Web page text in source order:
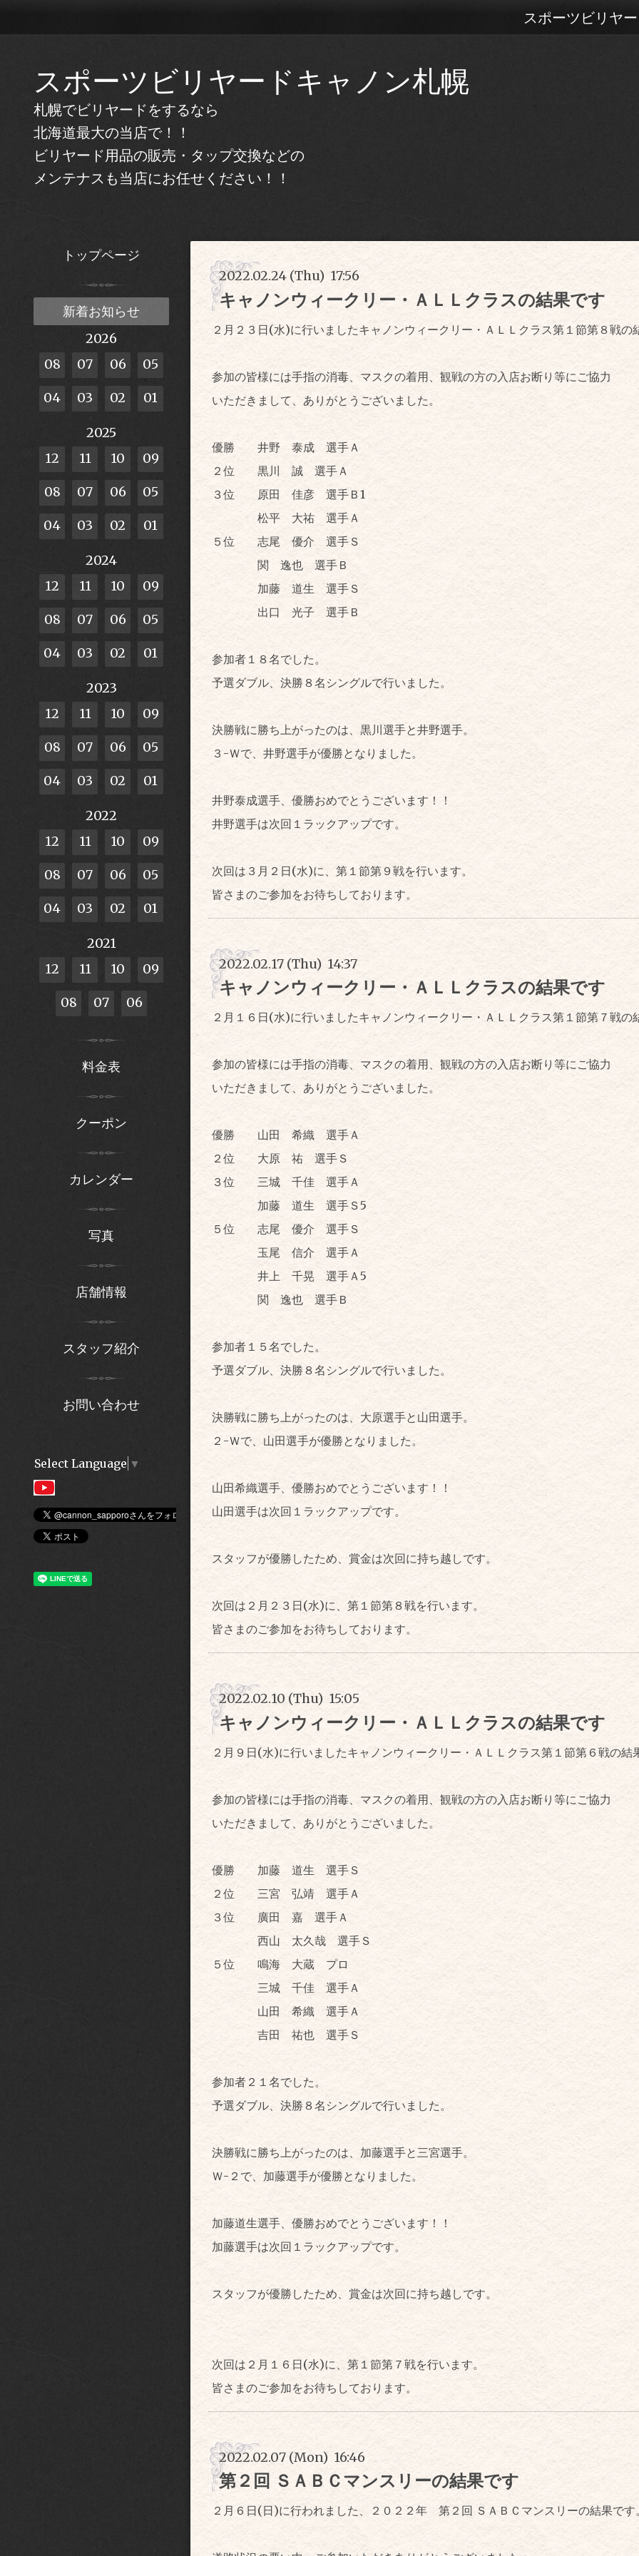
スポーツビリヤ
スポーツビリヤードキャノン札幌
札幌でビリヤードをするなら
北海道最大の当店で！！
ビリヤード用品の販売・タップ交換などの
メンテナスも当店にお任せください！！
2022.02.24 (Thu) 17:56
キャノンウィークリー・ＡＬＬクラスの結果です
２月２３日(水)に行いましたキャノンウィークリー・ＡＬＬクラス第１節第８戦の
参加の皆様には手指の消毒、マスクの着用、観戦の方の入店お断り等にご協力
いただきまして、ありがとうございました。
優勝 井野 泰成 選手Ａ
２位 黒川 誠 選手Ａ
３位 原田 佳彦 選手Ｂ1
松平 大祐 選手Ａ
５位 志尾 優介 選手Ｓ
関 逸也 選手Ｂ
加藤 道生 選手Ｓ
出口 光子 選手Ｂ
参加者１８名でした。
予選ダブル、決勝８名シングルで行いました。
決勝戦に勝ち上がったのは、黒川選手と井野選手。
３-Ｗで、井野選手が優勝となりました。
井野泰成選手、優勝おめでとうございます！！
井野選手は次回１ラックアップです。
次回は３月２日(水)に、第１節第９戦を行います。
皆さまのご参加をお待ちしております。
2022.02.17 (Thu) 14:37
キャノンウィークリー・ＡＬＬクラスの結果です
２月１６日(水)に行いましたキャノンウィークリー・ＡＬＬクラス第１節第７戦の
参加の皆様には手指の消毒、マスクの着用、観戦の方の入店お断り等にご協力
いただきまして、ありがとうございました。
優勝 山田 希織 選手Ａ
２位 大原 祐 選手Ｓ
３位 三城 千佳 選手Ａ
加藤 道生 選手Ｓ5
５位 志尾 優介 選手Ｓ
玉尾 信介 選手Ａ
井上 千晃 選手Ａ5
関 逸也 選手Ｂ
参加者１５名でした。
予選ダブル、決勝８名シングルで行いました。
決勝戦に勝ち上がったのは、大原選手と山田選手。
２-Ｗで、山田選手が優勝となりました。
山田希織選手、優勝おめでとうございます！！
山田選手は次回１ラックアップです。
スタッフが優勝したため、賞金は次回に持ち越しです。
次回は２月２３日(水)に、第１節第８戦を行います。
皆さまのご参加をお待ちしております。
2022.02.10 (Thu) 15:05
キャノンウィークリー・ＡＬＬクラスの結果です
２月９日(水)に行いましたキャノンウィークリー・ＡＬＬクラス第１節第６戦の結
参加の皆様には手指の消毒、マスクの着用、観戦の方の入店お断り等にご協力
いただきまして、ありがとうございました。
優勝 加藤 道生 選手Ｓ
２位 三宮 弘靖 選手Ａ
３位 廣田 嘉 選手Ａ
西山 太久哉 選手Ｓ
５位 鳴海 大蔵 プロ
三城 千佳 選手Ａ
山田 希織 選手Ａ
吉田 祐也 選手Ｓ
参加者２１名でした。
予選ダブル、決勝８名シングルで行いました。
決勝戦に勝ち上がったのは、加藤選手と三宮選手。
Ｗ-２で、加藤選手が優勝となりました。
加藤道生選手、優勝おめでとうございます！！
加藤選手は次回１ラックアップです。
スタッフが優勝したため、賞金は次回に持ち越しです。
次回は２月１６日(水)に、第１節第７戦を行います。
皆さまのご参加をお待ちしております。
2022.02.07 (Mon) 16:46
第２回 ＳＡＢＣマンスリーの結果です
２月６日(日)に行われました、２０２２年 第２回 ＳＡＢＣマンスリーの結果です
トップページ
新着お知らせ
2026
08
07 06 05
04 03 02 01
2025
12
11 10 09
08 07 06 05
04 03 02 01
2024
12
11 10 09
08 07 06 05
04 03 02 01
2023
12
11 10 09
08 07 06 05
04 03 02 01
2022
12
11 10 09
08 07 06 05
04 03 02 01
2021
12
11 10 09
08 07 06
料金表
クーポン
カレンダー
写真
店舗情報
スタッフ紹介
お問い合わせ
Select Language ▼